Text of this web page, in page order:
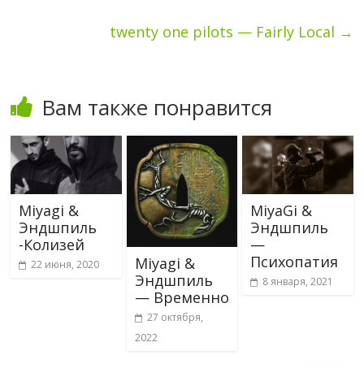
twenty one pilots — Fairly Local →
Вам также понравится
Miyagi &
Эндшпиль
-Колизей
22 июня, 2020
Miyagi &
Эндшпиль
— Временно
27 октября,
2022
MiyaGi &
Эндшпиль
—
Психопатия
8 января, 2021